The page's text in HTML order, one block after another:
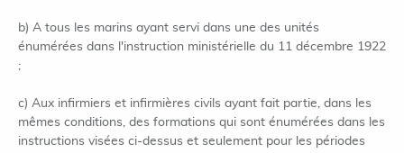
b) A tous les marins ayant servi dans une des unités
énumérées dans l'instruction ministérielle du 11 décembre 1922
;
c) Aux infirmiers et infirmières civils ayant fait partie, dans les
mêmes conditions, des formations qui sont énumérées dans les
instructions visées ci-dessus et seulement pour les périodes